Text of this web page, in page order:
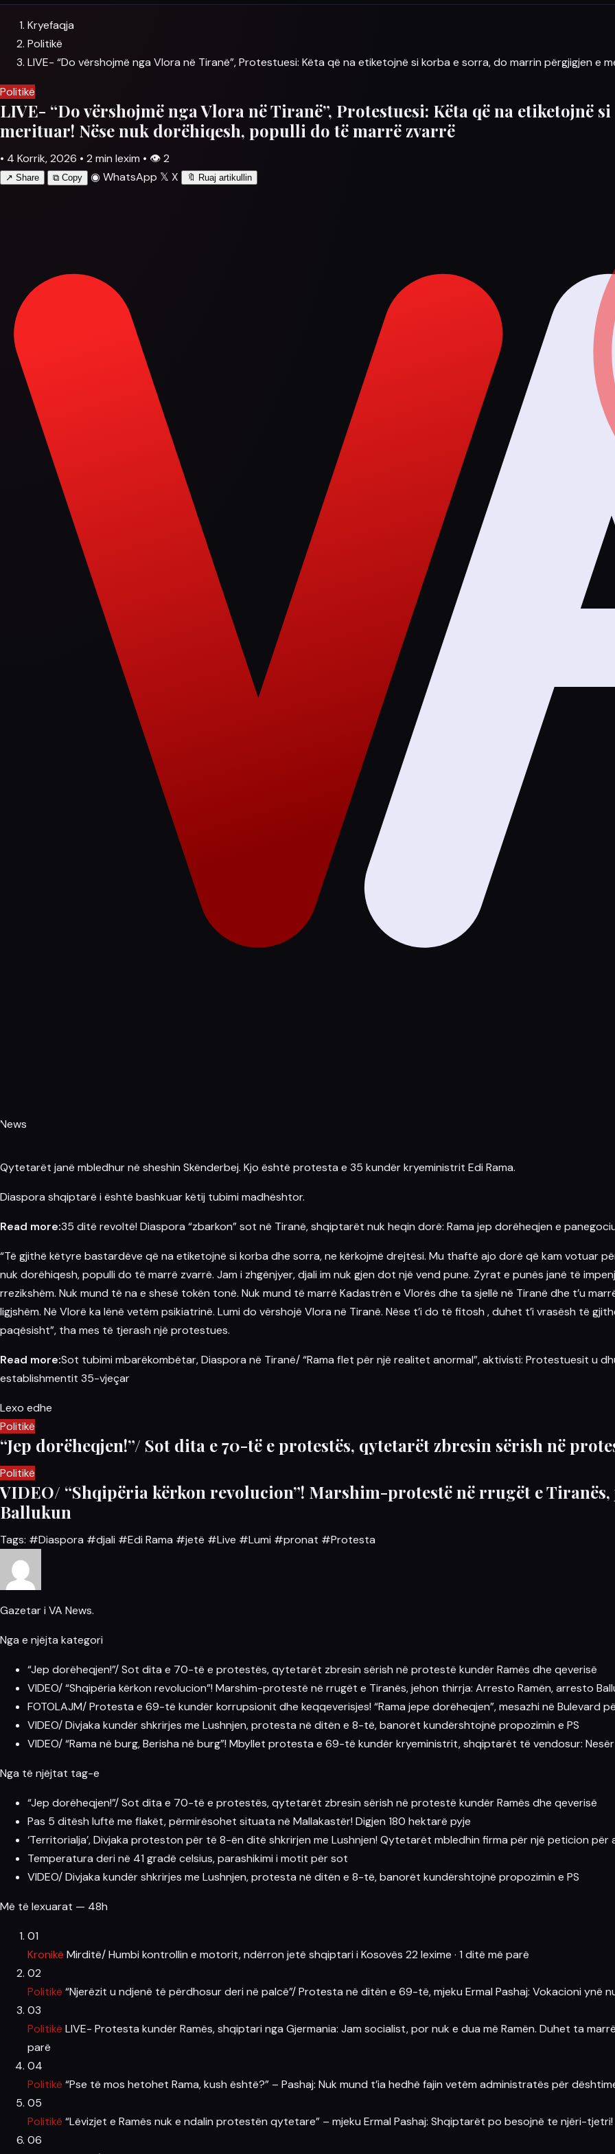
Kryefaqja
Politikë
LIVE- “Do vërshojmë nga Vlora në Tiranë”, Protestuesi: Këta që na etiketojnë si korba e sorra, do marrin përgjigjen e
Politikë
LIVE- “Do vërshojmë nga Vlora në Tiranë”, Protestuesi: Këta që na etiketojnë
merituar! Nëse nuk dorëhiqesh, populli do të marrë zvarrë
• 4 Korrik, 2026 • 2 min lexim • 👁2
↗ Share ⧉ Copy ◉ WhatsApp 𝕏 X 🔖 Ruaj artikullin
News
Qytetarët janë mbledhur në sheshin Skënderbej. Kjo është protesta e 35 kundër kryeministrit Edi Rama.
Diaspora shqiptarë i është bashkuar këtij tubimi madhështor.
Read more:35 ditë revoltë! Diaspora “zbarkon” sot në Tiranë, shqiptarët nuk heqin dorë: Rama jep dorëheqjen e
“Të gjithë këtyre bastardëve që na etiketojnë si korba dhe sorra, ne kërkojmë drejtësi. Mu thaftë ajo dorë që kam votuar
nuk dorëhiqesh, populli do të marrë zvarrë. Jam i zhgënjyer,djali im nuk gjen dot një vend pune. Zyrat e punës janë të
rrezikshëm. Nuk mund të na e shesë tokën tonë. Nuk mund të marrë Kadastrën e Vlorës dhe ta sjellë në Tiranë dhe t’u
ligjshëm. Në Vlorë ka lënë vetëm psikiatrinë. Lumi do vërshojë Vlora në Tiranë. Nëse t’i do të fitosh , duhet t’i vrasësh të
paqësisht”, tha mes të tjerash një protestues.
Read more:Sot tubimi mbarëkombëtar, Diaspora në Tiranë/ “Rama flet për një realitet anormal”, aktivisti: Protestuesit u
establishmentit 35-vjeçar
Lexo edhe
Politikë
“Jep dorëheqjen!”/ Sot dita e 70-të e protestës, qytetarët zbresin sërish në
Politikë
VIDEO/ “Shqipëria kërkon revolucion”! Marshim-protestë në rrugët e
Ballukun
Tags: #Diaspora #djali #Edi Rama #jetë #Live #Lumi #pronat #Protesta
Gazetar i VA News.
Nga e njëjta kategori
“Jep dorëheqjen!”/ Sot dita e 70-të e protestës, qytetarët zbresin sërish në protestë kundër Ramës dhe qeverisë
VIDEO/ “Shqipëria kërkon revolucion”! Marshim-protestë në rrugët e Tiranës, jehon thirrja: Arresto Ramën, arresto
FOTOLAJM/ Protesta e 69-të kundër korrupsionit dhe keqqeverisjes! “Rama jepe dorëheqjen”, mesazhi në Bulevard
VIDEO/ Divjaka kundër shkrirjes me Lushnjen, protesta në ditën e 8-të, banorët kundërshtojnë propozimin e PS
VIDEO/ “Rama në burg, Berisha në burg”! Mbyllet protesta e 69-të kundër kryeministrit, shqiptarët të vendosur:
Nga të njëjtat tag-e
“Jep dorëheqjen!”/ Sot dita e 70-të e protestës, qytetarët zbresin sërish në protestë kundër Ramës dhe qeverisë
Pas 5 ditësh luftë me flakët, përmirësohet situata në Mallakastër! Digjen 180 hektarë pyje
‘Territorialja’, Divjaka proteston për të 8-ën ditë shkrirjen me Lushnjen! Qytetarët mbledhin firma për një peticion për
Temperatura deri në 41 gradë celsius, parashikimi i motit për sot
VIDEO/ Divjaka kundër shkrirjes me Lushnjen, protesta në ditën e 8-të, banorët kundërshtojnë propozimin e PS
Më të lexuarat — 48h
01
Kronikë Mirditë/ Humbi kontrollin e motorit, ndërron jetë shqiptari i Kosovës 22 lexime · 1 ditë më parë
02
Politikë “Njerëzit u ndjenë të përdhosur deri në palcë”/ Protesta në ditën e 69-të, mjeku Ermal Pashaj: Vokacioni ynë
03
Politikë LIVE- Protesta kundër Ramës, shqiptari nga Gjermania: Jam socialist, por nuk e dua më Ramën. Duhet ta
parë
04
Politikë “Pse të mos hetohet Rama, kush është?” – Pashaj: Nuk mund t’ia hedhë fajin vetëm administratës për
05
Politikë “Lëvizjet e Ramës nuk e ndalin protestën qytetare” – mjeku Ermal Pashaj: Shqiptarët po besojnë te njëri-tjetri!
06